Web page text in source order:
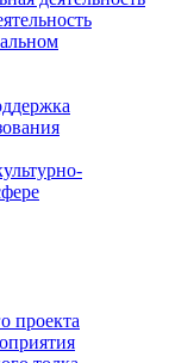
проекта